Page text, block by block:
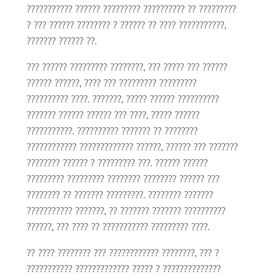
??????????? ?????? ????????? ?????????? ?? ?????????
? ??? ?????? ???????? ? ?????? ?? ???? ???????????,
??????? ?????? ??.
??? ?????? ????????? ????????, ??? ????? ??? ??????
?????? ??????, ???? ??? ????????? ?????????
?????????? ????. ???????, ????? ?????? ??????????
??????? ?????? ?????? ??? ????, ????? ??????
???????????. ?????????? ??????? ?? ????????
???????????? ????????????? ??????, ?????? ??? ???????
???????? ?????? ? ????????? ???. ?????? ??????
????????? ????????? ???????? ???????? ?????? ???
???????? ?? ??????? ?????????. ???????? ???????
??????????? ???????, ?? ??????? ??????? ??????????
??????, ??? ???? ?? ??????????? ????????? ????.
?? ???? ???????? ??? ???????????? ????????, ??? ?
??????????? ????????????? ????? ? ??????????????